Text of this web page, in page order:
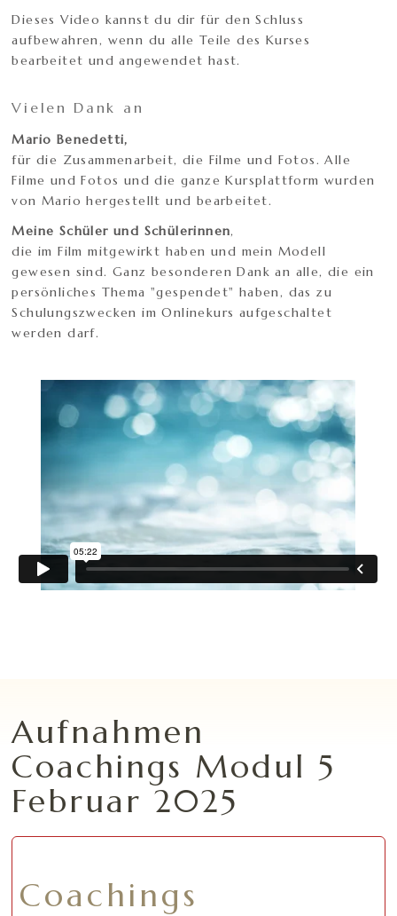
Dieses Video kannst du dir für den Schluss
aufbewahren, wenn du alle Teile des Kurses
bearbeitet und angewendet hast.
Vielen Dank an
Mario Benedetti,
für die Zusammenarbeit, die Filme und Fotos. Alle
Filme und Fotos und die ganze Kursplattform wurden
von Mario hergestellt und bearbeitet.
Meine Schüler und Schülerinnen,
die im Film mitgewirkt haben und mein Modell
gewesen sind. Ganz besonderen Dank an alle, die ein
persönliches Thema "gespendet" haben, das zu
Schulungszwecken im Onlinekurs aufgeschaltet
werden darf.
Aufnahmen
Coachings Modul 5
Februar 2025
Coachings